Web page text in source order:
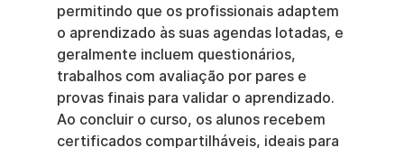
permitindo que os profissionais adaptem
o aprendizado às suas agendas lotadas, e
geralmente incluem questionários,
trabalhos com avaliação por pares e
provas finais para validar o aprendizado.
Ao concluir o curso, os alunos recebem
certificados compartilháveis, ideais para